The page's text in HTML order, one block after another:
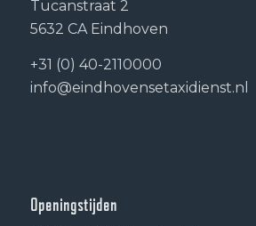
Tucanstraat 2
5632 CA Eindhoven
+31 (0) 40-2110000
info@eindhovensetaxidienst.nl
Openingstijden